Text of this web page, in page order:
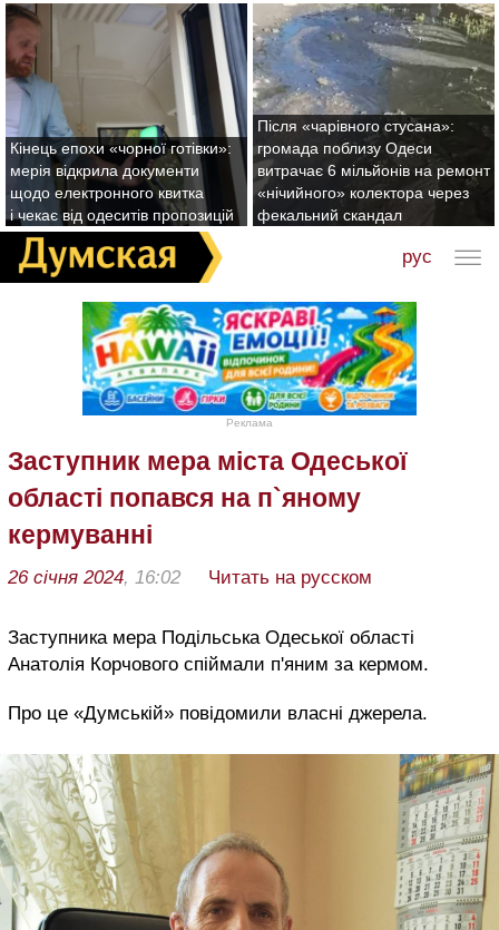
Кінець епохи «чорної готівки»:
мерія відкрила документи
щодо електронного квитка
і чекає від одеситів пропозицій
Після «чарівного стусана»:
громада поблизу Одеси
витрачає 6 мільйонів на ремонт
«нічийного» колектора через
фекальний скандал
рус
Реклама
Заступник мера міста Одеської
області попався на п`яному
кермуванні
26 січня 2024, 16:02 Читать на русском
Заступника мера Подільська Одеської області
Анатолія Корчового спіймали п'яним за кермом.
Про це «Думській» повідомили власні джерела.